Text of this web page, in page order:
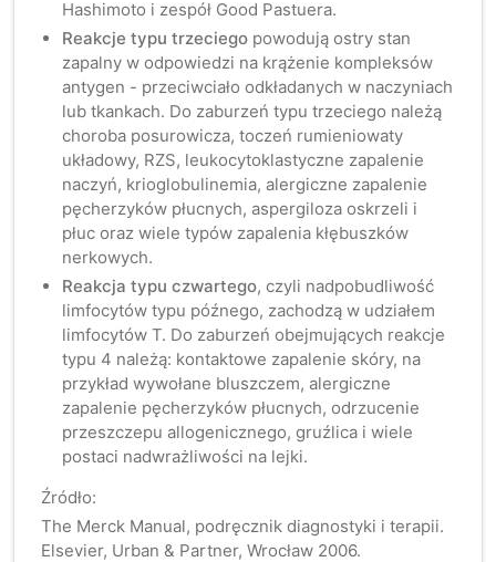
Hashimoto i zespół Good Pastuera.
Reakcje typu trzeciego powodują ostry stan
zapalny w odpowiedzi na krążenie kompleksów
antygen - przeciwciało odkładanych w naczyniach
lub tkankach. Do zaburzeń typu trzeciego należą
choroba posurowicza, toczeń rumieniowaty
układowy, RZS, leukocytoklastyczne zapalenie
naczyń, krioglobulinemia, alergiczne zapalenie
pęcherzyków płucnych, aspergiloza oskrzeli i
płuc oraz wiele typów zapalenia kłębuszków
nerkowych.
Reakcja typu czwartego, czyli nadpobudliwość
limfocytów typu późnego, zachodzą w udziałem
limfocytów T. Do zaburzeń obejmujących reakcje
typu 4 należą: kontaktowe zapalenie skóry, na
przykład wywołane bluszczem, alergiczne
zapalenie pęcherzyków płucnych, odrzucenie
przeszczepu allogenicznego, gruźlica i wiele
postaci nadwrażliwości na lejki.
Źródło:
The Merck Manual, podręcznik diagnostyki i terapii.
Elsevier, Urban & Partner, Wrocław 2006.